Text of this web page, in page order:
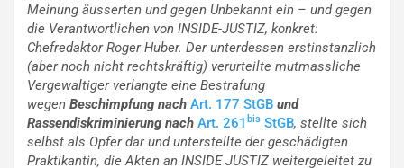
Meinung äusserten und gegen Unbekannt ein – und gegen
die Verantwortlichen von INSIDE-JUSTIZ, konkret:
Chefredaktor Roger Huber. Der unterdessen erstinstanzlich
(aber noch nicht rechtskräftig) verurteilte mutmassliche
Vergewaltiger verlangte eine Bestrafung
wegen Beschimpfung nach Art. 177 StGB und
Rassendiskriminierung nach Art. 261 bis StGB, stellte sich
selbst als Opfer dar und unterstellte der geschädigten
Praktikantin, die Akten an INSIDE JUSTIZ weitergeleitet zu